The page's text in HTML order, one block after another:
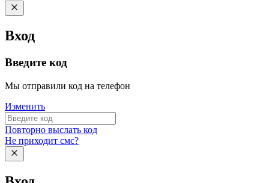
Вход
Введите код
Мы отправили код на телефон
Изменить
Повторно выслать код
Не приходит смс?